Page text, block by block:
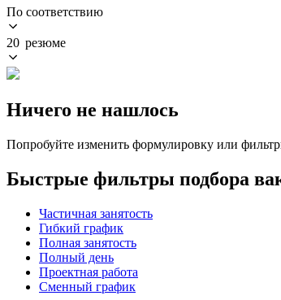
По соответствию
20 резюме
Ничего не нашлось
Попробуйте изменить формулировку или
Быстрые фильтры подбора
Частичная занятость
Гибкий график
Полная занятость
Полный день
Проектная работа
Сменный график